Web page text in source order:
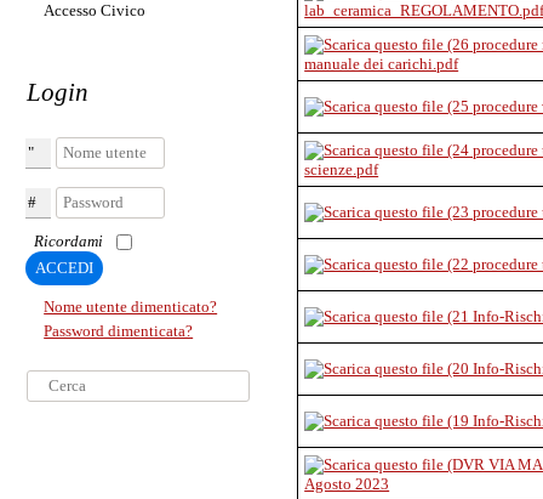
Accesso Civico
Login
Nome utente
Password
Ricordami
ACCEDI
Nome utente dimenticato?
Password dimenticata?
Cerca...
manuale dei carichi.pdf
scienze.pdf
Agosto 2023